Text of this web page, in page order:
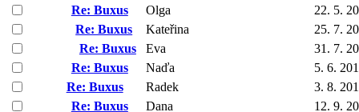
Re: Buxus
Olga
22. 5.
Re: Buxus
Kateřina
25. 7.
Re: Buxus
Eva
31. 7.
Re: Buxus
Naďa
5. 6.
Re: Buxus
Radek
3. 8.
Re: Buxus
Dana
12. 9.